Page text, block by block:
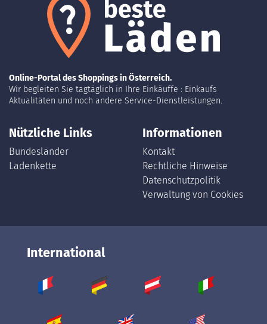
Online-Portal des Shoppings in Österreich.
Wir begleiten Sie tagtäglich in Ihre Einkäuffe : Einkaufs
Aktualitäten und noch andere Service-Dienstleistungen.
Nützliche Links
Bundesländer
Ladenkette
Informationen
Kontakt
Rechtliche Hinweise
Datenschutzpolitik
Verwaltung von Cookies
International